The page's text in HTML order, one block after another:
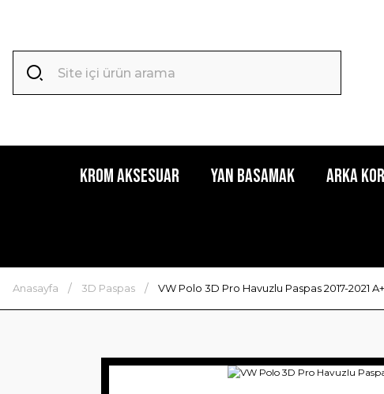
Krom Aksesuar Yan Basamak Arka
Anasayfa 3D Paspas VW Polo 3D Pro Havuzlu Paspas 2017-2021